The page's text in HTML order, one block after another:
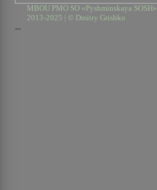
MBOU PMO SO «Pyshminskaya SOSH»
2013-2025 | © Dmitry Grishko
--